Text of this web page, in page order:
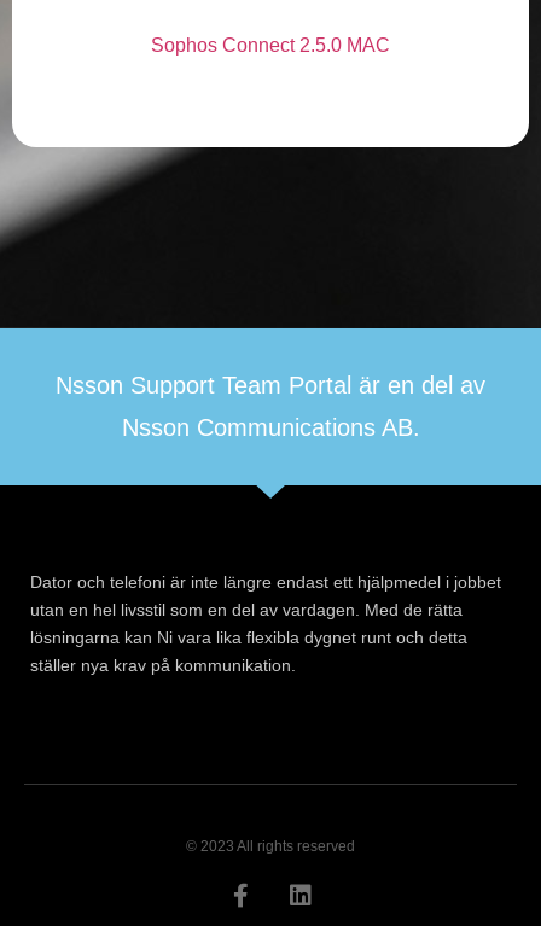
Sophos Connect 2.5.0 MAC
Nsson Support Team Portal är en del av
Nsson Communications AB.
Dator och telefoni är inte längre endast ett hjälpmedel i jobbet
utan en hel livsstil som en del av vardagen. Med de rätta
lösningarna kan Ni vara lika flexibla dygnet runt och detta
ställer nya krav på kommunikation.
© 2023 All rights reserved